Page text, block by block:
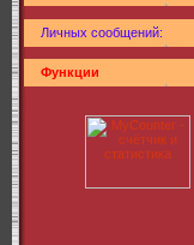
Личных сообщений:
Функции